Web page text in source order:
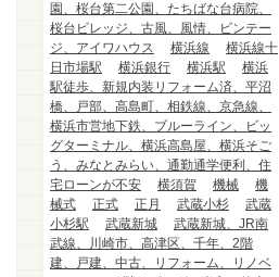
園、桜台第二公園、たちばな台病院、
桜台ビレッジ、古風、風情、ビンテー
ジ、アイワハウス
横浜線
横浜線十
日市場駅
横浜銀行 横浜駅
横浜
駅徒歩、新規内装リフォーム済、平沼
橋、戸部、高島町、相鉄線、京急線、
横浜市営地下鉄、ブルーライン、ビッ
グターミナル、横浜高島屋、横浜そご
う、みなとみらい、通勤通学便利、住
宅ローンが不安
横須賀 機械
機
械式
正式 正月 武蔵小杉
武蔵
小杉駅
武蔵新城
武蔵新城、JR南
武線、川崎市、高津区、千年、2階
建、戸建、中古、リフォーム、リノベ